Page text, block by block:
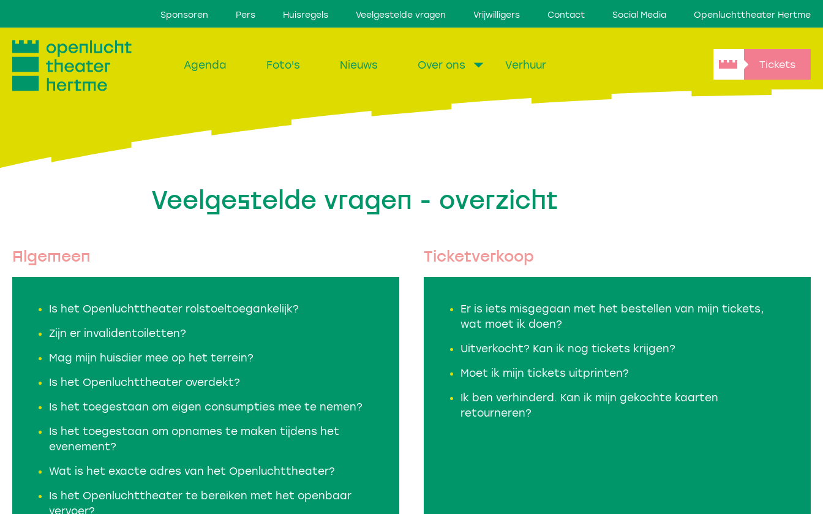
Sponsoren Pers Huisregels Veelgestelde vragen Vrijwilligers Contact Social Media Openluchttheater Hertme
Agenda Foto's Nieuws Over ons Verhuur Tickets
Veelgestelde vragen - overzicht
Algemeen
Is het Openluchttheater rolstoeltoegankelijk?
Zijn er invalidentoiletten?
Mag mijn huisdier mee op het terrein?
Is het Openluchttheater overdekt?
Is het toegestaan om eigen consumpties mee te nemen?
Is het toegestaan om opnames te maken tijdens het
evenement?
Wat is het exacte adres van het Openluchttheater?
Is het Openluchttheater te bereiken met het openbaar
vervoer?
Ticketverkoop
Er is iets misgegaan met het bestellen van mijn tickets,
wat moet ik doen?
Uitverkocht? Kan ik nog tickets krijgen?
Moet ik mijn tickets uitprinten?
Ik ben verhinderd. Kan ik mijn gekochte kaarten
retourneren?